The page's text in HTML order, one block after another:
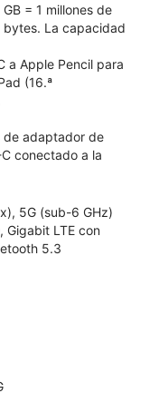
= 1 millones de
bytes. La capacidad
a Apple Pencil para
(16.ª
de adaptador de
conectado a la
5G (sub-6 GHz)
Gigabit LTE con
5.3